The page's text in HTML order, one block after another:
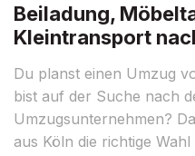
Beiladung,
Kleintransport
Du planst einen Umzug
bist auf der Suche nach
Umzugsunternehmen?
aus Köln die richtige